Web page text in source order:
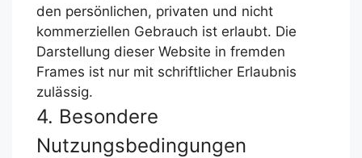
den persönlichen, privaten und nicht
kommerziellen Gebrauch ist erlaubt. Die
Darstellung dieser Website in fremden
Frames ist nur mit schriftlicher Erlaubnis
zulässig.
4. Besondere
Nutzungsbedingungen